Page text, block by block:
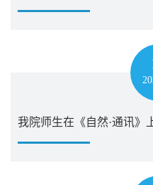
我院师生在《自然·通讯》